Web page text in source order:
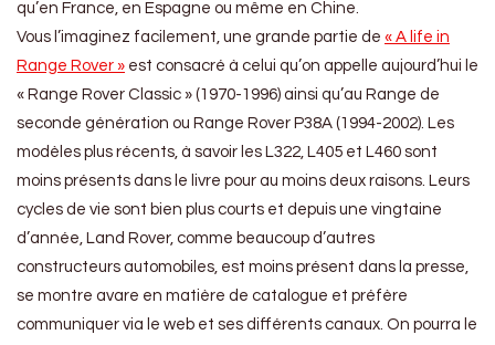
qu’en France, en Espagne ou même en Chine.
Vous l’imaginez facilement, une grande partie de « A life in
Range Rover » est consacré à celui qu’on appelle aujourd’hui le
« Range Rover Classic » (1970-1996) ainsi qu’au Range de
seconde génération ou Range Rover P38A (1994-2002). Les
modèles plus récents, à savoir les L322, L405 et L460 sont
moins présents dans le livre pour au moins deux raisons. Leurs
cycles de vie sont bien plus courts et depuis une vingtaine
d’année, Land Rover, comme beaucoup d’autres
constructeurs automobiles, est moins présent dans la presse,
se montre avare en matière de catalogue et préfère
communiquer via le web et ses différents canaux. On pourra le